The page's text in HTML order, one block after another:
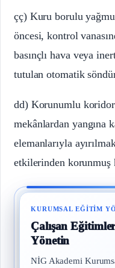
çç) Kuru borulu
öncesi, kontrol
basınçlı hava veya
tutulan otomatik
dd) Korunumlu
mekânlardan yangına
elemanlarıyla
etkilerinden
KURUMSAL EĞITIM
Çalışan
Yönetin
NİG Akademi